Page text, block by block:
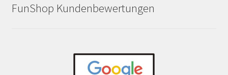
FunShop Kundenbewertungen